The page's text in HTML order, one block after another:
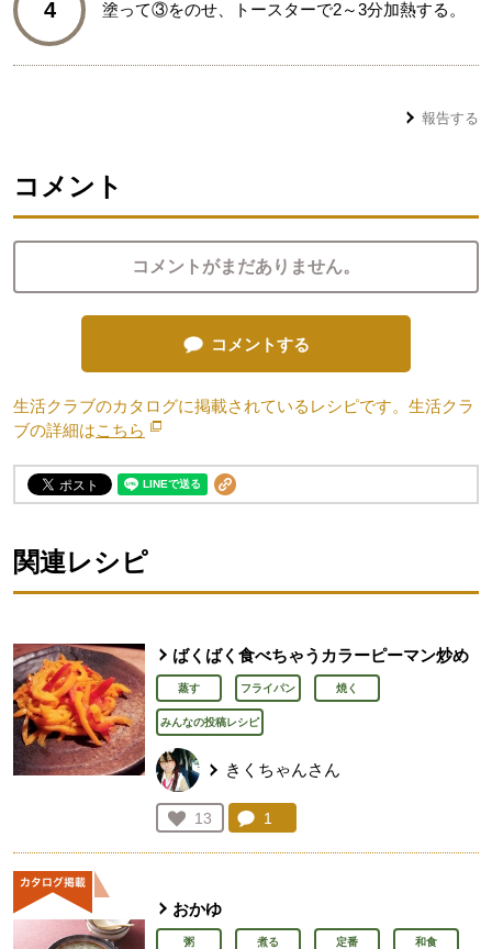
4 塗って③をのせ、トースターで2～3分加熱する。
報告する
コメント
コメントがまだありません。
コメントする
生活クラブのカタログに掲載されているレシピです。生活クラ
ブの詳細はこちら 別のウィンドウで開きます。
関連レシピ
ばくばく食べちゃうカラーピーマン炒め
蒸す フライパン 焼く
みんなの投稿レシピ
きくちゃんさん
お気に入り登録：
13
人が登録
コメント：
1
おかゆ
粥 煮る 定番 和食